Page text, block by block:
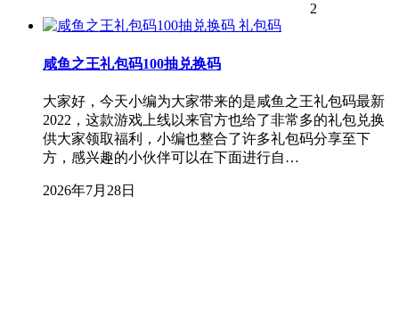
2
礼包码
咸鱼之王礼包码100抽兑换码
大家好，今天小编为大家带来的是咸鱼之王礼包码最新
2022，这款游戏上线以来官方也给了非常多的礼包兑换
供大家领取福利，小编也整合了许多礼包码分享至下
方，感兴趣的小伙伴可以在下面进行自…
2026年7月28日